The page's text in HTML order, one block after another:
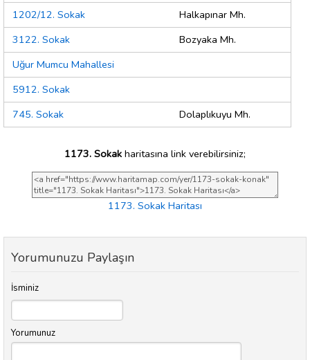
1202/12. Sokak
Halkapınar Mh.
3122. Sokak
Bozyaka Mh.
Uğur Mumcu Mahallesi
5912. Sokak
745. Sokak
Dolaplıkuyu Mh.
1173. Sokak haritasına link verebilirsiniz;
1173. Sokak Haritası
Yorumunuzu Paylaşın
İsminiz
Yorumunuz